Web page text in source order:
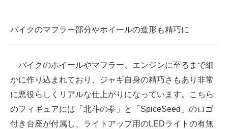
バイクのマフラー部分やホイールの造形も精巧に
バイクのホイールやマフラー、エンジンに至るまで細
かに作り込まれており、ジャギ自身の精巧さもあり非常
に悪役らしくリアルな仕上がりになっています。こちら
のフィギュアには「北斗の拳」と「SpiceSeed」のロゴ
付き台座が付属し、ライトアップ用のLEDライトの有無